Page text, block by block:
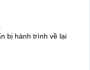
bị hành trình về lại